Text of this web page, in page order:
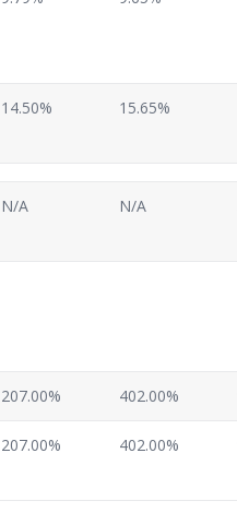
14.50% 15.65%
N/A N/A
207.00% 402.00%
207.00% 402.00%